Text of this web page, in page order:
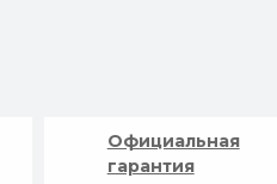
Официальная
гарантия